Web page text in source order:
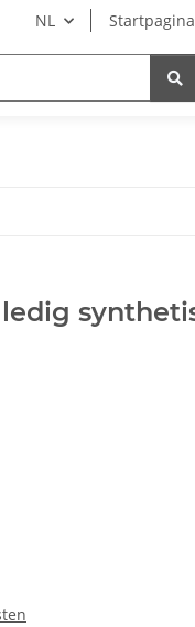
NL Startpagina
Dierbenodigdheden